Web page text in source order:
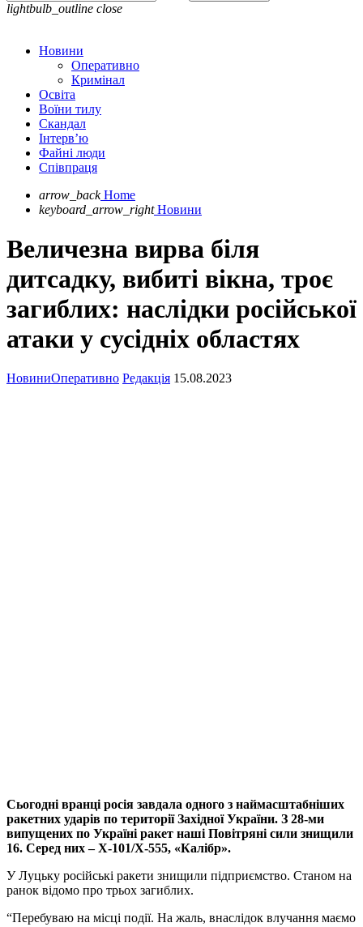
lightbulb_outline close
Новини
Оперативно
Кримінал
Освіта
Воїни тилу
Скандал
Інтерв’ю
Файні люди
Співпраця
arrow_back Home
keyboard_arrow_right Новини
Величезна вирва біля
дитсадку, вибиті вікна, троє
загиблих: наслідки російської
атаки у сусідніх областях
НовиниОперативно Редакція 15.08.2023
Сьогодні вранці росія завдала одного з наймасштабніших
ракетних ударів по території Західної України. З 28-ми
випущених по Україні ракет наші Повітряні сили знищили
16. Серед них – Х-101/Х-555, «Калібр».
У Луцьку російські ракети знищили підприємство. Станом на
ранок відомо про трьох загиблих.
“Перебуваю на місці події. На жаль, внаслідок влучання маємо